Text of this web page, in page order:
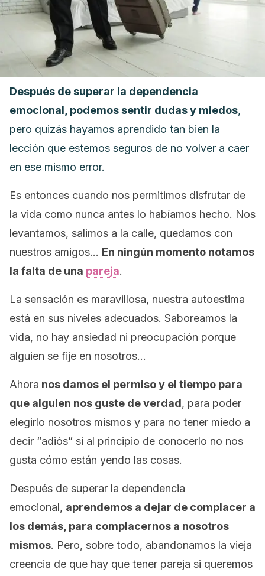
Después de superar la dependencia
emocional, podemos sentir dudas y miedos,
pero quizás hayamos aprendido tan bien la
lección que estemos seguros de no volver a caer
en ese mismo error.
Es entonces cuando nos permitimos disfrutar de
la vida como nunca antes lo habíamos hecho. Nos
levantamos, salimos a la calle, quedamos con
nuestros amigos… En ningún momento notamos
la falta de una pareja.
La sensación es maravillosa, nuestra autoestima
está en sus niveles adecuados. Saboreamos la
vida, no hay ansiedad ni preocupación porque
alguien se fije en nosotros…
Ahora nos damos el permiso y el tiempo para
que alguien nos guste de verdad, para poder
elegirlo nosotros mismos y para no tener miedo a
decir “adiós” si al principio de conocerlo no nos
gusta cómo están yendo las cosas.
Después de superar la dependencia
emocional, aprendemos a dejar de complacer a
los demás, para complacernos a nosotros
mismos. Pero, sobre todo, abandonamos la vieja
creencia de que hay que tener pareja si queremos